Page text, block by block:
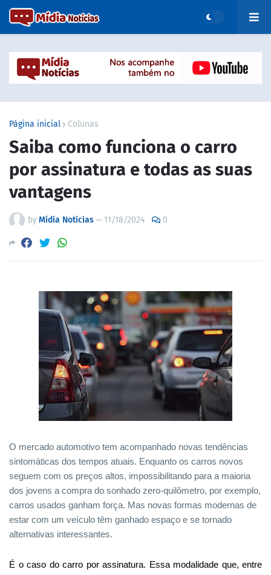
Página inicial Colunas
Saiba como funciona o carro
por assinatura e todas as suas
vantagens
byMídia Notícias— 11/18/2024 0
O mercado automotivo tem acompanhado novas tendências
sintomáticas dos tempos atuais. Enquanto os carros novos
seguem com os preços altos, impossibilitando para a maioria
dos jovens a compra do sonhado zero-quilômetro, por exemplo,
carros usados ganham força. Mas novas formas modernas de
estar com um veículo têm ganhado espaço e se tornado
alternativas interessantes.
É o caso do carro por assinatura. Essa modalidade que, entre